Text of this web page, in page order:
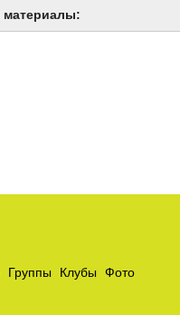
материалы:
Группы Клубы
Фото